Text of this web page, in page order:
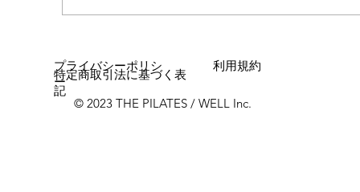
© 2023 THE PILATES / WELL Inc.
プライバシーポリシ
ー
利用規約
特定商取引法に基づく表
記